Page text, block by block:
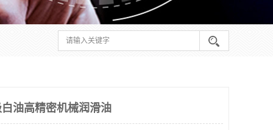
油高精密机械润滑油